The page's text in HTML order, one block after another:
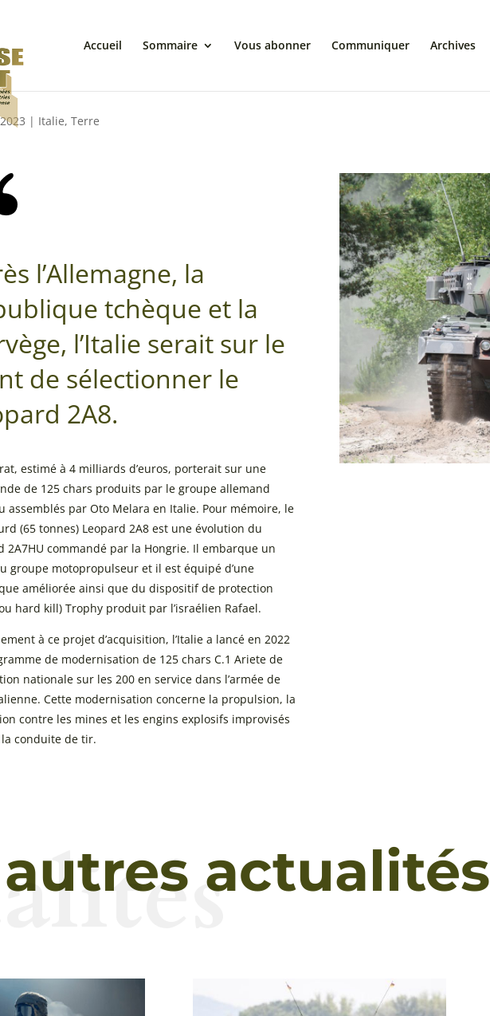
Accueil Sommaire Vous abonner Communiquer Archives
| Italie,Terre
l’Allemagne, la
tchèque et la
l’Italie serait sur le
de sélectionner le
2A8.
estimé à 4 milliards d’euros, porterait sur une
de 125 chars produits par le groupe allemand
assemblés par Oto Melara en Italie. Pour mémoire, le
(65 tonnes) Leopard 2A8 est une évolution du
2A7HU commandé par la Hongrie. Il embarque un
groupe motopropulseur et il est équipé d’une
améliorée ainsi que du dispositif de protection
hard kill) Trophy produit par l’israélien Rafael.
à ce projet d’acquisition, l’Italie a lancé en 2022
de modernisation de 125 chars C.1 Ariete de
nationale sur les 200 en service dans l’armée de
Cette modernisation concerne la propulsion, la
contre les mines et les engins explosifs improvisés
la conduite de tir.
autres actualités